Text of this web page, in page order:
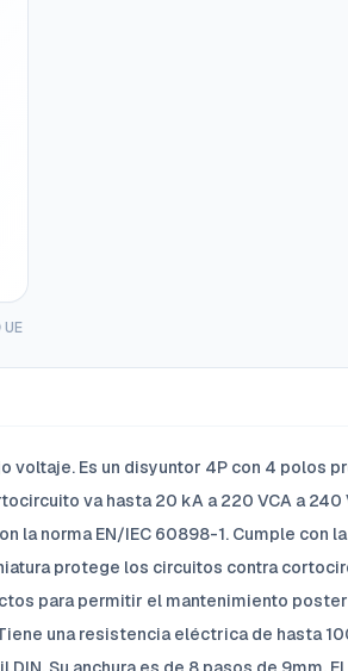
UE
voltaje. Es un disyuntor 4P con 4 polos
va hasta 20 kA a 220 VCA a
la norma EN/IEC 60898-1. Cumple con
protege los circuitos contra
para permitir el mantenimiento
una resistencia eléctrica de hasta